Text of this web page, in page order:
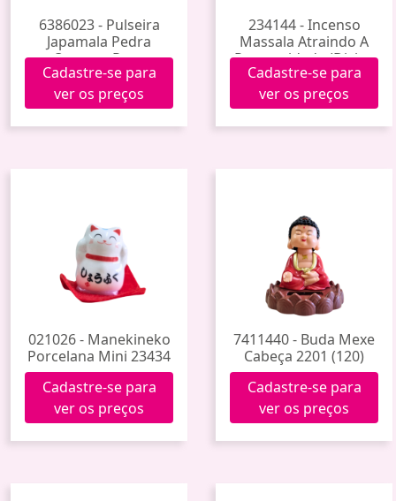
6386023 - Pulseira
Japamala Pedra
Quartzo Rosa
Cadastre-se para
ver os preços
234144 - Incenso
Massala Atraindo A
Prosperidade (Divina
Sorte)
Cadastre-se para
ver os preços
021026 - Manekineko
Porcelana Mini 23434
Cadastre-se para
ver os preços
7411440 - Buda Mexe
Cabeça 2201 (120)
Cadastre-se para
ver os preços